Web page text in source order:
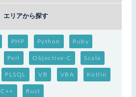
エリアから探す
PHP Python Ruby
Perl Objective-C Scala
PLSQL VB VBA Kotlin
C++ Rust